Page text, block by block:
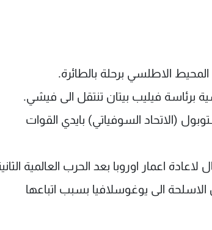
(الاتحاد السوفياتي) بايدي القوات
الاسلحة الى يوغوسلافيا بسبب اتباعها